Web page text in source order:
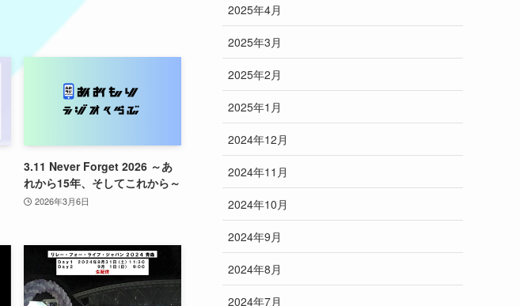
3.11 Never Forget 2026 ～あ
れから15年、そしてこれから～
2026年3月6日
2025年4月
2025年3月
2025年2月
2025年1月
2024年12月
2024年11月
2024年10月
2024年9月
2024年8月
2024年7月